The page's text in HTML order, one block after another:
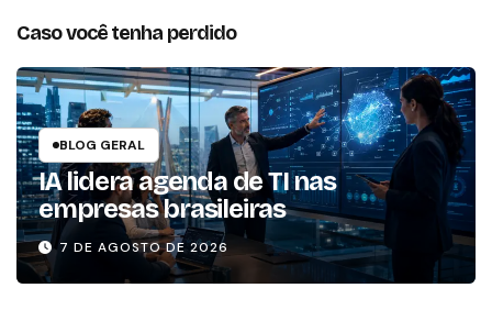
Caso você tenha perdido
BLOG GERAL
IA lidera agenda de TI nas
empresas brasileiras
7 DE AGOSTO DE 2026